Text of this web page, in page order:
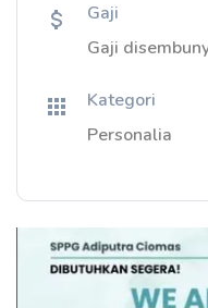
Gaji
Gaji
Kategori
Personalia